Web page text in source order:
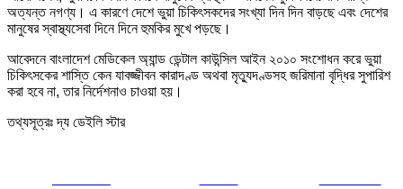
অত্যন্ত নগণ্য। এ কারণে দেশে ভুয়া চিকিৎসকদের সংখ্যা দিন দিন বাড়ছে এবং দেশের
মানুষের স্বাস্থ্যসেবা দিনে দিনে হুমকির মুখে পড়ছে।
আবেদনে বাংলাদেশ মেডিকেল অ্যান্ড ডেন্টাল কাউন্সিল আইন ২০১০ সংশোধন করে ভুয়া
চিকিৎসকের শাস্তি কেন যাবজ্জীবন কারাদণ্ড অথবা মৃত্যুদণ্ডসহ জরিমানা বৃদ্ধির সুপারিশ
করা হবে না, তার নির্দেশনাও চাওয়া হয়।
তথ্যসূত্রঃ দ্য ডেইলি স্টার